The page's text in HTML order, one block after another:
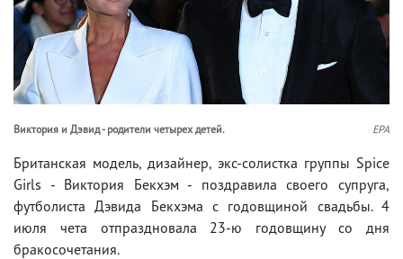
Виктория и Дэвид - родители четырех детей. EPA
Британская модель, дизайнер, экс-солистка группы Spice
Girls - Виктория Бекхэм - поздравила своего супруга,
футболиста Дэвида Бекхэма с годовщиной свадьбы. 4
июля чета отпраздновала 23-ю годовщину со дня
бракосочетания.